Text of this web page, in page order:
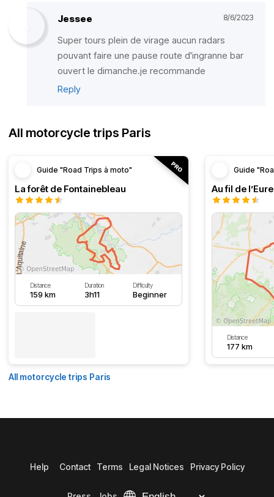
Jessee 8/6/2023
Super tours plein de virage aucun radars
pouvant faire une pause route d'ingranne bar
ouvert le dimanche.je recommande
Reply
All motorcycle trips Paris
Guide "Road Trips à moto"
La forêt de Fontainebleau
Distance
159 km
Duration
3h11
Difficulty
Beginner
Guide
Au fil de l’Eure
Distance
177 km
All motorcycle trips Paris
Help Contact Terms Legal Notices Privacy Policy